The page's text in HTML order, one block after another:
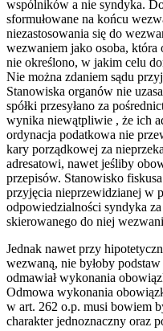
wspólników a nie syndyka.
sformułowane na końcu
niezastosowania się do
wezwaniem jako osoba,
nie określono, w jakim celu
Nie można zdaniem sądu
Stanowiska organów nie
spółki przesyłano za
wynika niewątpliwie , że ich
ordynacja podatkowa nie
kary porządkowej za
adresatowi, nawet jeśliby
przepisów. Stanowisko
przyjęcia nieprzewidzianej w
odpowiedzialności syndyka
skierowanego do niej
Jednak nawet przy
wezwaną, nie byłoby
odmawiał wykonania
Odmowa wykonania
w art. 262 o.p. musi bowiem
charakter jednoznaczny oraz